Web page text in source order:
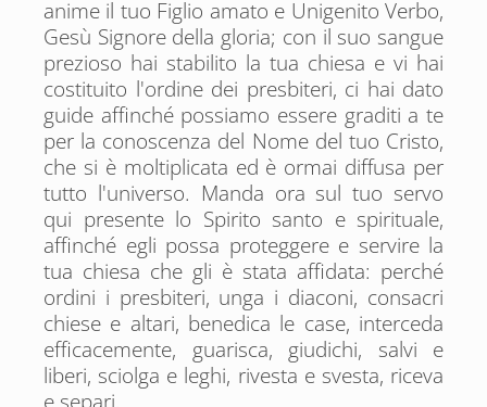
anime il tuo Figlio amato e Unigenito Verbo,
Gesù Signore della gloria; con il suo sangue
prezioso hai stabilito la tua chiesa e vi hai
costituito l'ordine dei presbiteri, ci hai dato
guide affinché possiamo essere graditi a te
per la conoscenza del Nome del tuo Cristo,
che si è moltiplicata ed è ormai diffusa per
tutto l'universo. Manda ora sul tuo servo
qui presente lo Spirito santo e spirituale,
affinché egli possa proteggere e servire la
tua chiesa che gli è stata affidata: perché
ordini i presbiteri, unga i diaconi, consacri
chiese e altari, benedica le case, interceda
efficacemente, guarisca, giudichi, salvi e
liberi, sciolga e leghi, rivesta e svesta, riceva